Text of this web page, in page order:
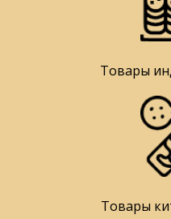
Товары
Товары